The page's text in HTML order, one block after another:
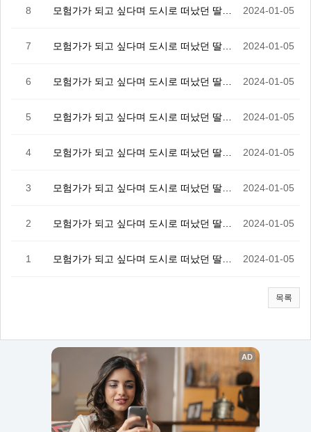
8 2024-01-05
7 2024-01-05
6 2024-01-05
5 2024-01-05
4 2024-01-05
3 2024-01-05
2 2024-01-05
1 2024-01-05
목록